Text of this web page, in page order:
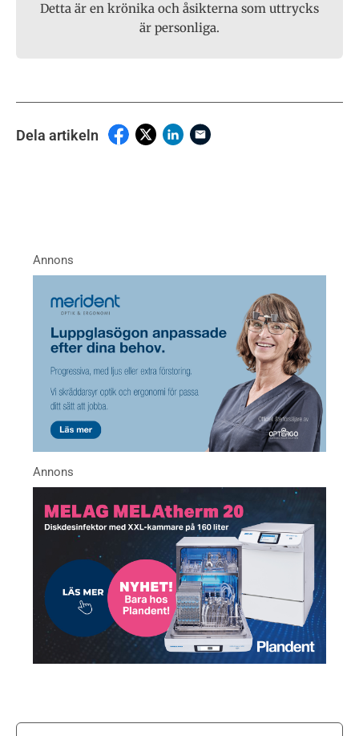
Detta är en krönika och åsikterna som uttrycks
är personliga.
Dela artikeln